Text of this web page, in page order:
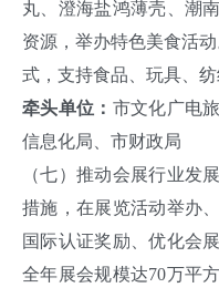
丸、澄海盐鸿薄壳、潮
资源，举办特色美食活
式，支持食品、玩具、
牵头单位： 市文化广电
信息化局、市财政局
（七）推动会展行业发
措施，在展览活动举办
国际认证奖励、优化会
全年展会规模达70万平